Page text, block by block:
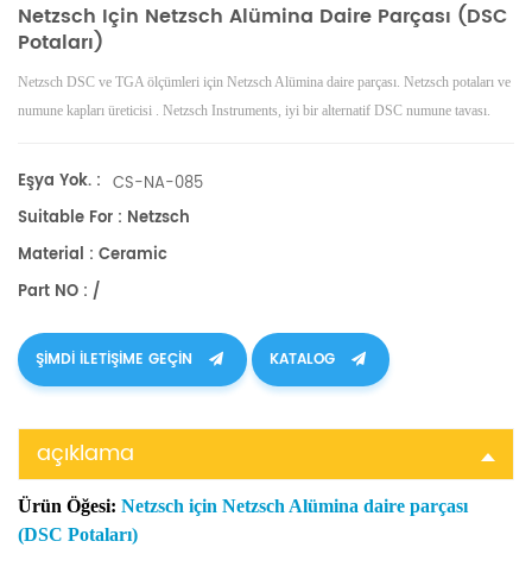
Netzsch Için Netzsch Alümina Daire Parçası (DSC
Potaları)
Netzsch DSC ve TGA ölçümleri için Netzsch Alümina daire parçası. Netzsch potaları ve
numune kapları üreticisi . Netzsch Instruments, iyi bir alternatif DSC numune tavası.
Eşya Yok. : CS-NA-085
Suitable For : Netzsch
Material : Ceramic
Part NO : /
ŞIMDI ILETIŞIME GEÇIN KATALOG
açıklama
Ürün Öğesi: Netzsch için Netzsch Alümina daire parçası
(DSC Potaları)